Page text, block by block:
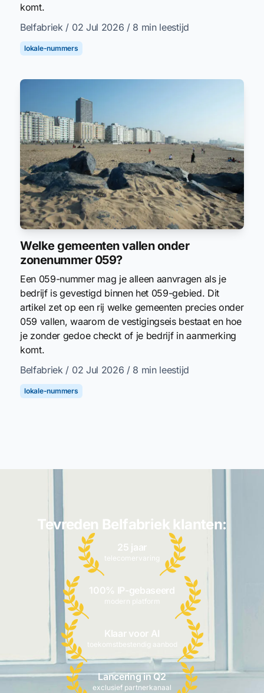
komt.
Belfabriek / 02 Jul 2026 / 8 min leestijd
lokale-nummers
Welke gemeenten vallen onder
zonenummer 059?
Een 059-nummer mag je alleen aanvragen als je
bedrijf is gevestigd binnen het 059-gebied. Dit
artikel zet op een rij welke gemeenten precies onder
059 vallen, waarom de vestigingseis bestaat en hoe
je zonder gedoe checkt of je bedrijf in aanmerking
komt.
Belfabriek / 02 Jul 2026 / 8 min leestijd
lokale-nummers
Tevreden Belfabriek klanten:
25 jaar
telecomervaring
100% IP-gebaseerd
modern platform
Klaar voor AI
toekomstbestendig aanbod
Lancering in Q2
exclusief partnerkanaal